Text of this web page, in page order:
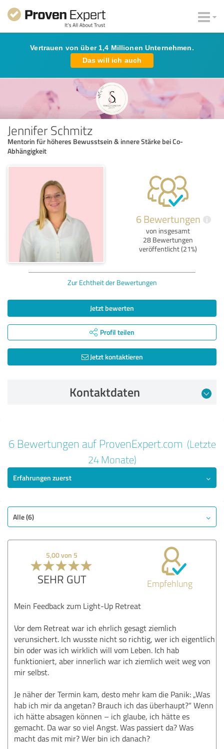
Vertrauen von über 1,4 Millionen Unternehmen.
Das will ich auch
Jennifer Schmitz
Mentorin für höheres Bewusstsein & innere Stärke bei Co-
Abhängigkeit
6 Bewertungen i
von insgesamt
28 Bewertungen
veröffentlicht (21%)
Zur Echtheit der Bewertungen
Jetzt bewerten
Profil teilen
Jetzt kontaktieren
Kontaktdaten
SEHR GUT
Nutzen
Leistungen
Durchführung
Beratung
Bewertung anzeigen
6 Bewertungen auf ProvenExpert.com (Letzte
24 Monate)
Erfahrungen zuerst
Alle (6)
5,00 von 5
SEHR GUT Empfehlung
Mein Feedback zum Light-Up Retreat
Vor dem Retreat war ich ehrlich gesagt ziemlich
verunsichert. Ich wusste nicht so richtig, wer ich eigentlich
bin oder was ich wirklich will vom Leben. Ich hab
funktioniert, aber innerlich war ich ziemlich weit weg von
mir selbst.
Je näher der Termin kam, desto mehr kam die Panik: „Was
hab ich mir da angetan? Brauch ich das überhaupt?“ Wenn
ich hätte absagen können – ich glaube, ich hätte es
gemacht. Da war so viel Angst. Was passiert da? Was
macht das mit mir? Wer bin ich danach?